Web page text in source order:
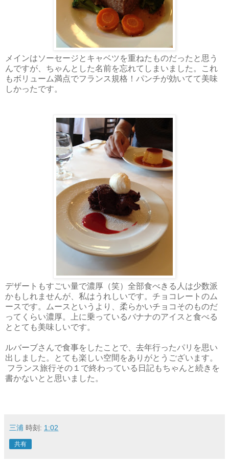
メインはソーセージとキャベツを重ねたものだったと思う
んですが、ちゃんとした名前を忘れてしまいました。これ
もボリューム満点でフランス規格！パンチが効いてて美味
しかったです。
デザートもすごい量で濃厚（笑）全部食べきる人は少数派
かもしれませんが、私はうれしいです。チョコレートのム
ースです。ムースというより、柔らかいチョコそのものだ
ってくらい濃厚。上に乗っているバナナのアイスと食べる
ととても美味しいです。
ルバーブさんで食事をしたことで、去年行ったパリを思い
出しました。とても楽しい空間をありがとうございます。
フランス旅行その１で終わっている日記もちゃんと続きを
書かないとと思いました。
三浦 時刻: 1:02
共有